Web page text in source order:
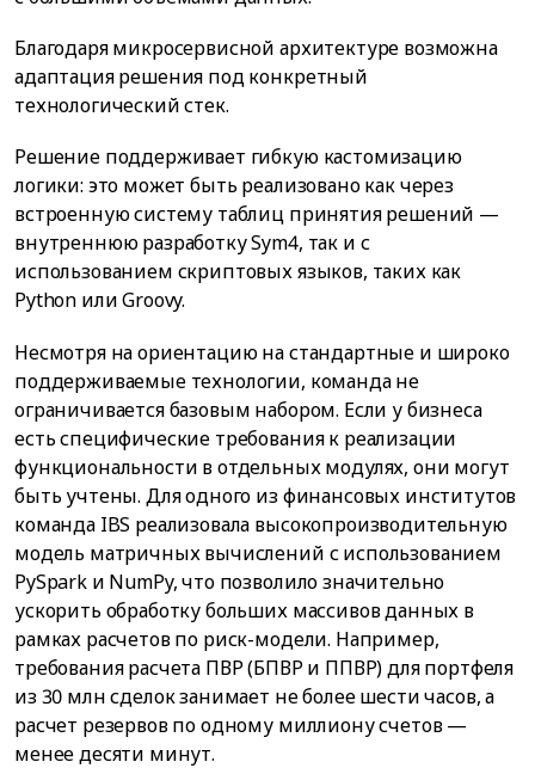
Благодаря микросервисной архитектуре возможна
адаптация решения под конкретный
технологический стек.
Решение поддерживает гибкую кастомизацию
логики: это может быть реализовано как через
встроенную систему таблиц принятия решений —
внутреннюю разработку Sym4, так и с
использованием скриптовых языков, таких как
Python или Groovy.
Несмотря на ориентацию на стандартные и широко
поддерживаемые технологии, команда не
ограничивается базовым набором. Если у бизнеса
есть специфические требования к реализации
функциональности в отдельных модулях, они могут
быть учтены. Для одного из финансовых институтов
команда IBS реализовала высокопроизводительную
модель матричных вычислений с использованием
PySpark и NumPy, что позволило значительно
ускорить обработку больших массивов данных в
рамках расчетов по риск-модели. Например,
требования расчета ПВР (БПВР и ППВР) для портфеля
из 30 млн сделок занимает не более шести часов, а
расчет резервов по одному миллиону счетов —
менее десяти минут.